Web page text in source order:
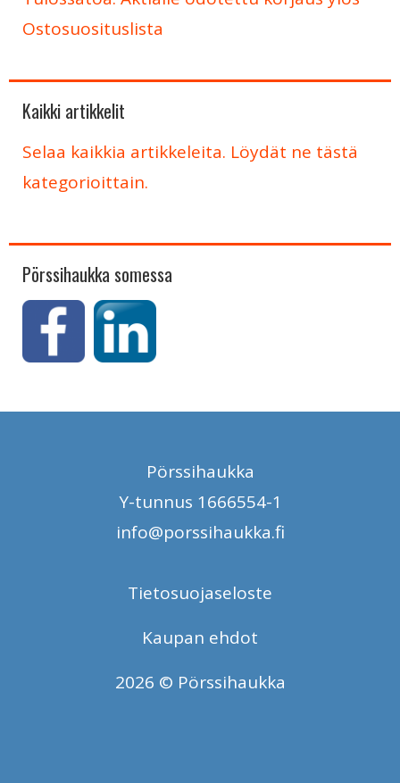
Ostosuosituslista
Kaikki artikkelit
Selaa kaikkia artikkeleita. Löydät ne tästä
kategorioittain.
Pörssihaukka somessa
Pörssihaukka
Y-tunnus 1666554-1
info@porssihaukka.fi
Tietosuojaseloste
Kaupan ehdot
2026 © Pörssihaukka